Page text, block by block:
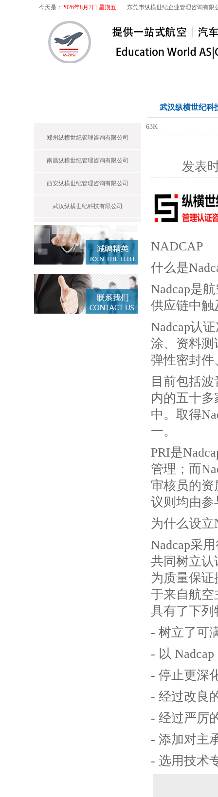
今天是： 2026年8月7日 星期五 东莞市纵横世纪企业管理咨询有限
郑州纵横世纪管理咨询有限公司
南昌纵横世纪管理咨询有限公司
西安纵横世纪管理咨询有限公司
武汉纵横世纪科技有限公司
武汉纵横世纪科
63K
发表
NADCAP
什么是
Nadcap是
供应链中
Nadcap认
涂、资料
弹性密封
目前包括
内的五十
中。取得
一。
PRI是
管理；而
审核员的
议则均由参
为什么设立
Nadcap采
共同树立
为质量保
于来自航
具有了下列
- 树立了可
- 以
- 停止更深
- 经过改良
- 经过严厉
- 添加对主
- 选用技术